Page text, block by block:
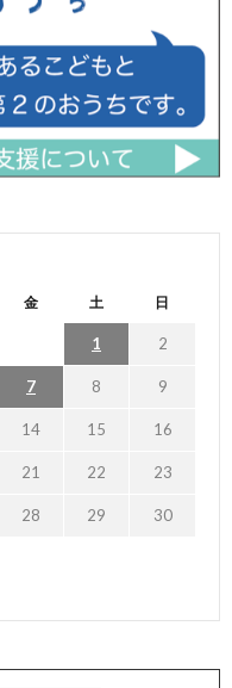
金 土 日
1 2
7 8 9
14 15 16
21 22 23
28 29 30